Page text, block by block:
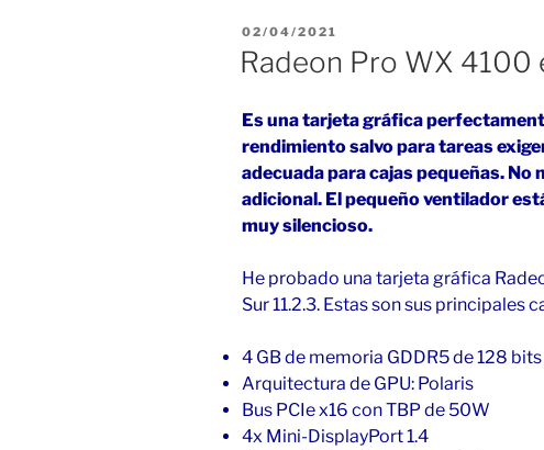
PUBLICADO
EL
02/04/2021
Radeon Pro WX 4100
Es una tarjeta gráfica
rendimiento salvo para tareas
adecuada para cajas pequeñas. No
adicional. El pequeño ventilador
muy silencioso.
He probado una tarjeta gráfica
Sur 11.2.3. Estas son sus principales
4 GB de memoria GDDR5 de 128 bits
Arquitectura de GPU: Polaris
Bus PCIe x16 con TBP de 50W
4x Mini-DisplayPort 1.4